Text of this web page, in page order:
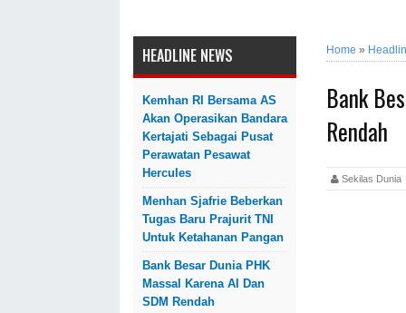
HEADLINE NEWS
Kemhan RI Bersama AS
Akan Operasikan Bandara
Kertajati Sebagai Pusat
Perawatan Pesawat
Hercules
Menhan Sjafrie Beberkan
Tugas Baru Prajurit TNI
Untuk Ketahanan Pangan
Bank Besar Dunia PHK
Massal Karena AI Dan
SDM Rendah
Home »
Bank
Rendah
Sekilas